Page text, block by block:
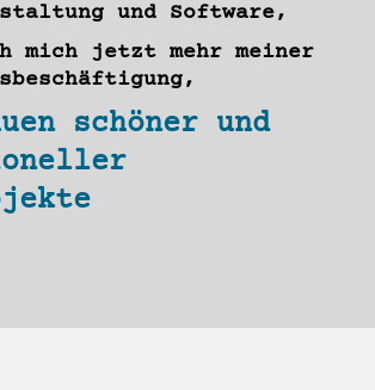
und Software,
mich jetzt mehr meiner
schöner und